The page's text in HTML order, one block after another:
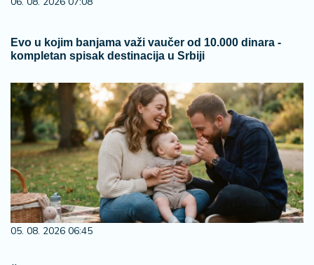
Evo u kojim banjama važi vaučer od 10.000 dinara -
kompletan spisak destinacija u Srbiji
05. 08. 2026 06:45